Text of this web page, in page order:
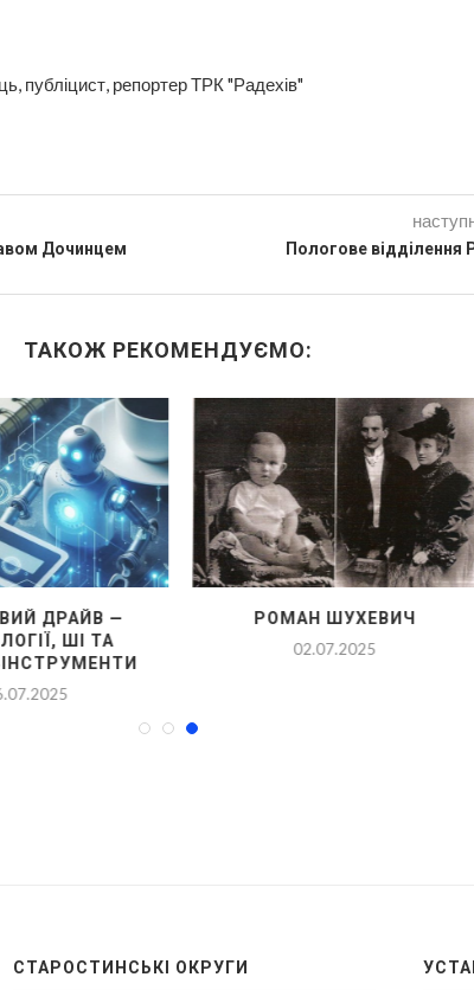
публіцист, репортер ТРК "Радехів"
Дочинцем Пологове відділення
ТАКОЖ РЕКОМЕНДУЄМО:
РОМАН ШУХЕВИЧ
СЛОВО
СТАРОСТИНСЬКІ ОКРУГИ